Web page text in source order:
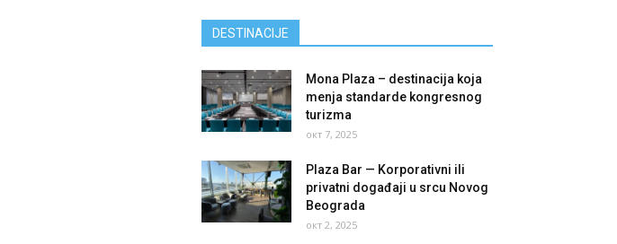
DESTINACIJE
Mona Plaza – destinacija koja
menja standarde kongresnog
turizma
окт 7, 2025
Plaza Bar — Korporativni ili
privatni događaji u srcu Novog
Beograda
окт 2, 2025